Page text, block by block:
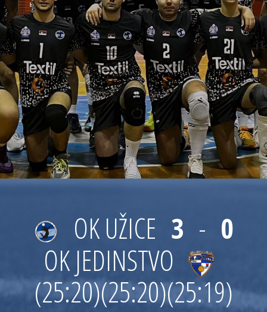
OK UŽICE 3 - 0
OK JEDINSTVO
(25:20)(25:20)(25:19)